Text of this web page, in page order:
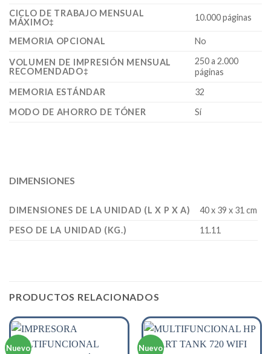
CICLO DE TRABAJO MENSUAL
MÁXIMO‡
10.000 páginas
MEMORIA OPCIONAL No
VOLUMEN DE IMPRESIÓN MENSUAL
RECOMENDADO‡
250 a 2.000
páginas
MEMORIA ESTÁNDAR
32
MODO DE AHORRO DE TÓNER
Sí
DIMENSIONES
DIMENSIONES DE LA UNIDAD (L X P X A)
40 x 39 x 31 cm
PESO DE LA UNIDAD (KG.)
11.11
PRODUCTOS RELACIONADOS
Nuevo Nuevo